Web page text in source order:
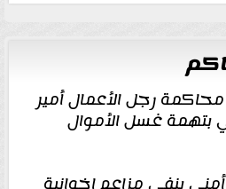
محاكمة رجل الأعمال أمير
بتهمة غسل الأموال